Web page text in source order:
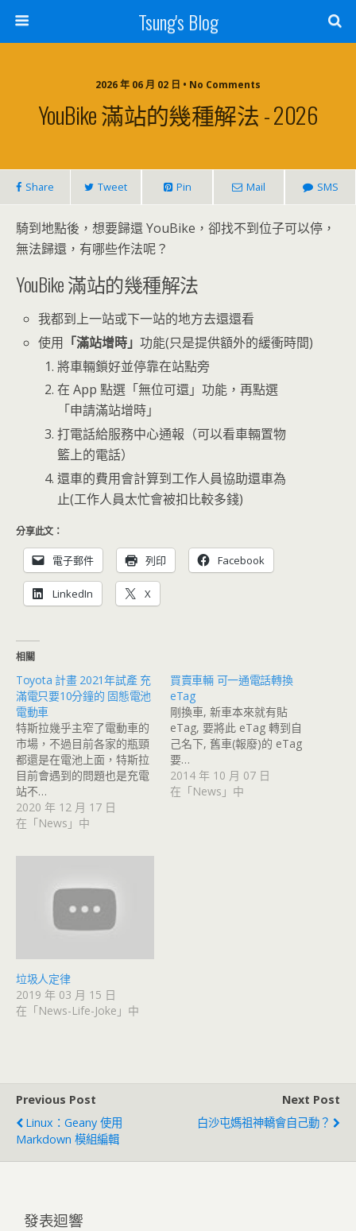
Tsung's Blog
2026 年 06 月 02 日 • No Comments
YouBike 滿站的幾種解法 - 2026
Share Tweet Pin Mail SMS
騎到地點後，想要歸還 YouBike，卻找不到位子可以停，
無法歸還，有哪些作法呢？
YouBike 滿站的幾種解法
我都到上一站或下一站的地方去還還看
使用 「滿站增時」功能(只是提供額外的緩衝時間)
將車輛鎖好並停靠在站點旁
在 App 點選「無位可還」功能，再點選
「申請滿站增時」
打電話給服務中心通報（可以看車輛置物
籃上的電話）
還車的費用會計算到工作人員協助還車為
止(工作人員太忙會被扣比較多錢)
分享此文：
電子郵件 列印 Facebook
LinkedIn X
相關
Toyota 計畫 2021年試產 充
滿電只要10分鐘的 固態電池
電動車
特斯拉幾乎主窄了電動車的
市場，不過目前各家的瓶頸
都還是在電池上面，特斯拉
目前會遇到的問題也是充電
站不…
2020 年 12 月 17 日
在「News」中
買賣車輛 可一通電話轉換
eTag
剛換車, 新車本來就有貼
eTag, 要將此 eTag 轉到自
己名下, 舊車(報廢)的 eTag
要…
2014 年 10 月 07 日
在「News」中
垃圾人定律
2019 年 03 月 15 日
在「News-Life-Joke」中
Previous Post
Linux：Geany 使用
Markdown 模組編輯
Next Post
白沙屯媽祖神轎會自己動？
發表迴響